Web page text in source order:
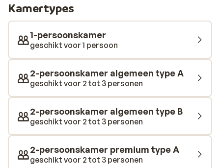
hotel heeft luxe kamers en alle faciliteiten die je nodig
hebt voor een heerlijke, ontspannen vakantie aan de
Costa Brava. Houd je van sport en spel dan zit je hier
goed. Voor een frisse duik is er een zwembad en het
hele seizoen worden er spellen georganiseerd door het
animatieteam. In het hoogseizoen kun je zelfs meedoen
met sportieve activiteiten op het strand. De mini-club
is de hele zomer geopend voor alle kinderen die
dansje wagen in de mini-disco. Wil je wel sporten maar
niet in groepsverband, breng dan een bezoek aan de
fitnessruimte. Vind je het lekker om daarna even
helemaal weg te dromen, boek dan een weldadige
massage. Aan het einde van elke vakantiedag staat er
Kamertypes
1-persoonskamer
geschikt voor 1 persoon
2-persoonskamer algemeen type A
geschikt voor 2 tot 3 personen
2-persoonskamer algemeen type B
geschikt voor 2 tot 3 personen
2-persoonskamer premium type A
geschikt voor 2 tot 3 personen